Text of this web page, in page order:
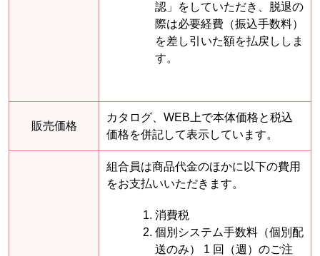
認」をしていただき、脱退の
際は必要経費（振込手数料）
を差し引いた額を払戻ししま
す。
販売価格
カタログ、WEB上で本体価格と税込
価格を併記して表示しています。
組合員は商品代金のほかに以下の費用
をお支払いいただきます。
消費税
個別システム手数料（個別配
送のみ） 1 回（週）のご注